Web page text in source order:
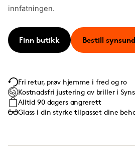
innfatningen.
Finn butikk Bestill
Fri retur, prøv hjemme i fred og ro
Kostnadsfri justering av briller i
Alltid 90 dagers angrerett
Glass i din styrke tilpasset dine